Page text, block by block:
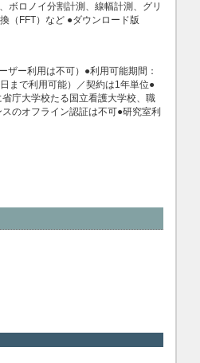
ボロノイ分割計測、線幅計測、グリ
（FFT）など ●ダウンロード版
ザー利用は不可）●利用可能期間：
まで利用可能）／契約は1年単位●
庁大学校たる国立看護大学校、職
のオフライン認証は不可●研究室利